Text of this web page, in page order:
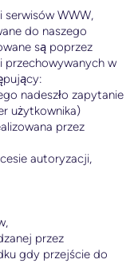
WWW,
do naszego
są poprzez
przechowywanych w
nadeszło zapytanie
użytkownika)
przez
autoryzacji,
przez
gdy przejście do